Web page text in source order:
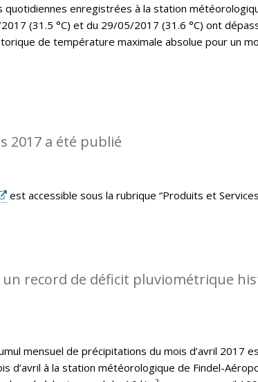
quotidiennes enregistrées à la station
(31.5 °C) et du 29/05/2017 (31.6 °C) ont
de température maximale absolue pour un
2017 a été publié
est accessible sous la rubrique “Produits et
record de déficit pluviométrique
mensuel de précipitations du mois d’avril 2017
d’avril à la station météorologique de Findel-